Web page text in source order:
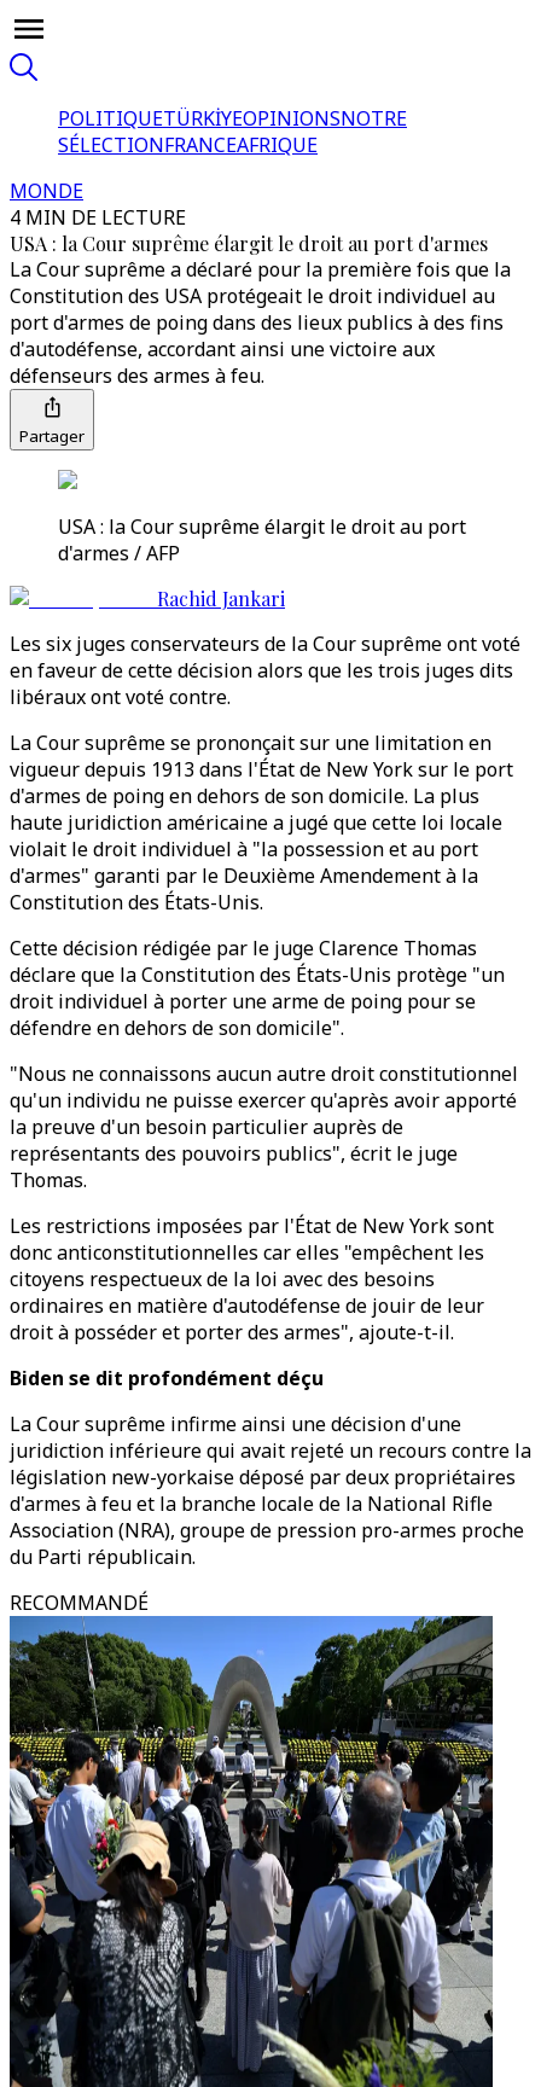
POLITIQUETÜRKİYEOPINIONSNOTRE
SÉLECTIONFRANCEAFRIQUE
MONDE
4 MIN DE LECTURE
USA : la Cour suprême élargit le droit au port d'armes
La Cour suprême a déclaré pour la première fois que la
Constitution des USA protégeait le droit individuel au
port d'armes de poing dans des lieux publics à des fins
d'autodéfense, accordant ainsi une victoire aux
défenseurs des armes à feu.
Partager
USA : la Cour suprême élargit le droit au port
d'armes / AFP
Rachid Jankari
Les six juges conservateurs de la Cour suprême ont voté
en faveur de cette décision alors que les trois juges dits
libéraux ont voté contre.
La Cour suprême se prononçait sur une limitation en
vigueur depuis 1913 dans l'État de New York sur le port
d'armes de poing en dehors de son domicile. La plus
haute juridiction américaine a jugé que cette loi locale
violait le droit individuel à "la possession et au port
d'armes" garanti par le Deuxième Amendement à la
Constitution des États-Unis.
Cette décision rédigée par le juge Clarence Thomas
déclare que la Constitution des États-Unis protège "un
droit individuel à porter une arme de poing pour se
défendre en dehors de son domicile".
"Nous ne connaissons aucun autre droit constitutionnel
qu'un individu ne puisse exercer qu'après avoir apporté
la preuve d'un besoin particulier auprès de
représentants des pouvoirs publics", écrit le juge
Thomas.
Les restrictions imposées par l'État de New York sont
donc anticonstitutionnelles car elles "empêchent les
citoyens respectueux de la loi avec des besoins
ordinaires en matière d'autodéfense de jouir de leur
droit à posséder et porter des armes", ajoute-t-il.
Biden se dit profondément déçu
La Cour suprême infirme ainsi une décision d'une
juridiction inférieure qui avait rejeté un recours contre la
législation new-yorkaise déposé par deux propriétaires
d'armes à feu et la branche locale de la National Rifle
Association (NRA), groupe de pression pro-armes proche
du Parti républicain.
RECOMMANDÉ